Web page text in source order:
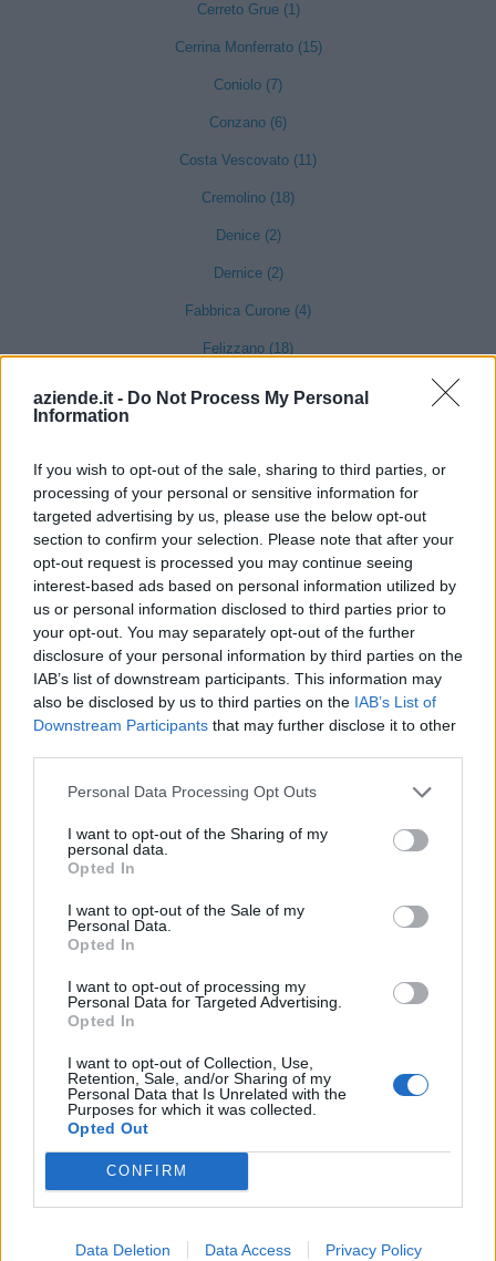
aziende.it - Do Not Process My Personal
Information
If you wish to opt-out of the sale, sharing to third parties, or
processing of your personal or sensitive information for
targeted advertising by us, please use the below opt-out
section to confirm your selection. Please note that after your
opt-out request is processed you may continue seeing
interest-based ads based on personal information utilized by
us or personal information disclosed to third parties prior to
your opt-out. You may separately opt-out of the further
disclosure of your personal information by third parties on the
IAB’s list of downstream participants. This information may
also be disclosed by us to third parties on the IAB’s List of
Downstream Participants that may further disclose it to other
Personal Data Processing Opt Outs
I want to opt-out of the Sharing of my
personal data.
Opted In
I want to opt-out of the Sale of my
Personal Data.
Opted In
I want to opt-out of processing my
Personal Data for Targeted Advertising.
Opted In
I want to opt-out of Collection, Use,
Retention, Sale, and/or Sharing of my
Personal Data that Is Unrelated with the
Purposes for which it was collected.
Opted Out
CONFIRM
Data Deletion Data Access Privacy Policy
Cerreto Grue (1)
Cerrina Monferrato (15)
Coniolo (7)
Conzano (6)
Costa Vescovato (11)
Cremolino (18)
Denice (2)
Dernice (2)
Fabbrica Curone (4)
Felizzano (18)
Frascaro (3)
Frassinello Monferrato (7)
Frassineto Po (14)
Fresonara (3)
Frugarolo (19)
Fubine Monferrato (19)
Gabiano (16)
Gamalero (6)
Garbagna (3)
Gavi (101)
Giarole (7)
Grognardo (1)
Guazzora (4)
Lerma (12)
Malvicino (2)
Mirabello Monferrato (24)